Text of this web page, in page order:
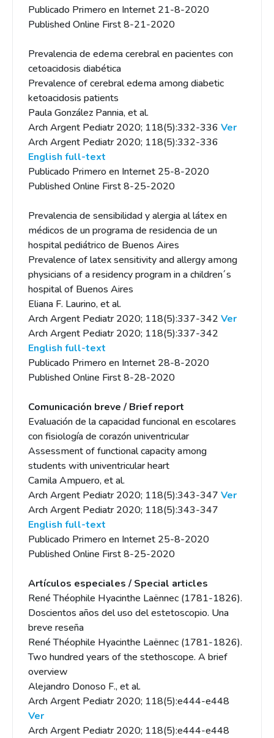
Publicado Primero en Internet 21-8-2020
Published Online First 8-21-2020
Prevalencia de edema cerebral en pacientes con
cetoacidosis diabética
Prevalence of cerebral edema among diabetic
ketoacidosis patients
Paula González Pannia, et al.
Arch Argent Pediatr 2020; 118(5):332-336 Ver
Arch Argent Pediatr 2020; 118(5):332-336
English full-text
Publicado Primero en Internet 25-8-2020
Published Online First 8-25-2020
Prevalencia de sensibilidad y alergia al látex en
médicos de un programa de residencia de un
hospital pediátrico de Buenos Aires
Prevalence of latex sensitivity and allergy among
physicians of a residency program in a children´s
hospital of Buenos Aires
Eliana F. Laurino, et al.
Arch Argent Pediatr 2020; 118(5):337-342 Ver
Arch Argent Pediatr 2020; 118(5):337-342
English full-text
Publicado Primero en Internet 28-8-2020
Published Online First 8-28-2020
Comunicación breve / Brief report
Evaluación de la capacidad funcional en escolares
con fisiología de corazón univentricular
Assessment of functional capacity among
students with univentricular heart
Camila Ampuero, et al.
Arch Argent Pediatr 2020; 118(5):343-347 Ver
Arch Argent Pediatr 2020; 118(5):343-347
English full-text
Publicado Primero en Internet 25-8-2020
Published Online First 8-25-2020
Artículos especiales / Special articles
René Théophile Hyacinthe Laënnec (1781-1826).
Doscientos años del uso del estetoscopio. Una
breve reseña
René Théophile Hyacinthe Laënnec (1781-1826).
Two hundred years of the stethoscope. A brief
overview
Alejandro Donoso F., et al.
Arch Argent Pediatr 2020; 118(5):e444-e448
Ver
Arch Argent Pediatr 2020; 118(5):e444-e448